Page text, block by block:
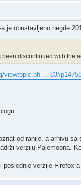
je obustavljeno negde
been discontinued with the
viewtopic.ph ...
od ranije, a arhivu
verziju Palemoona.
poslednje verzije Firefox-